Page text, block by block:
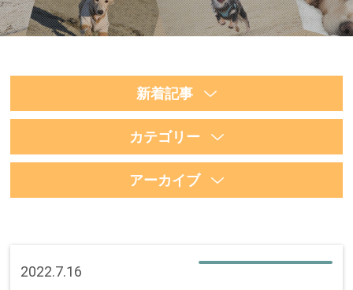
新着記事
カテゴリー
アーカイブ
2022.7.16